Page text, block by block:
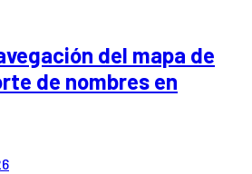
del mapa de
de nombres en